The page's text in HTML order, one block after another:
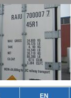
EN